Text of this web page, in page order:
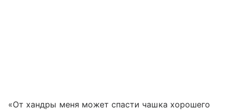
«От хандры меня может спасти чашка хорошего